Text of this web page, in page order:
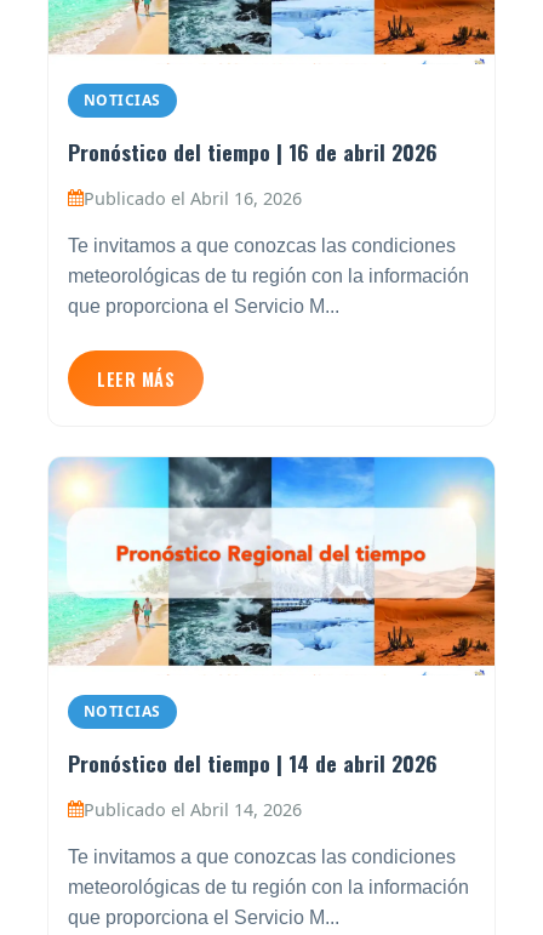
NOTICIAS
Pronóstico del tiempo | 16 de abril 2026
Publicado el Abril 16, 2026
Te invitamos a que conozcas las condiciones
meteorológicas de tu región con la información
que proporciona el Servicio M...
LEER MÁS
NOTICIAS
Pronóstico del tiempo | 14 de abril 2026
Publicado el Abril 14, 2026
Te invitamos a que conozcas las condiciones
meteorológicas de tu región con la información
que proporciona el Servicio M...